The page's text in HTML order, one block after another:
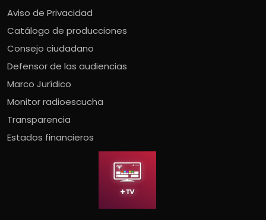
Aviso de Privacidad
Catálogo de producciones
Consejo ciudadano
Defensor de las audiencias
Marco Jurídico
Monitor radioescucha
Transparencia
Estados financieros